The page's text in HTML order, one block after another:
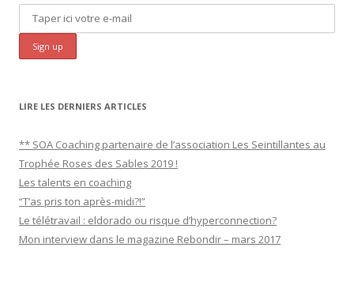
LIRE LES DERNIERS ARTICLES
** SOA Coaching partenaire de l’association Les Seintillantes au
Trophée Roses des Sables 2019 !
Les talents en coaching
“T’as pris ton après-midi?!”
Le télétravail : eldorado ou risque d’hyperconnection?
Mon interview dans le magazine Rebondir – mars 2017